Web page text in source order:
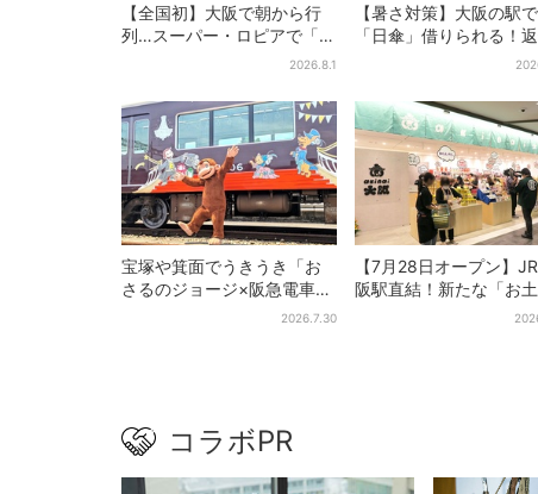
【全国初】大阪で朝から行
列…スーパー・ロピアで「ど
デカ抽選会」、開始30分2026.8.1
【暑さ対策】大阪の駅で
「日傘」借りられる！
どこでもOK、熱中症対
宝塚や箕面でうきうき「お
さるのジョージ×阪急電車」
お披露目！マルーンの制服
2026.7.30
【7月28日オープン】
阪駅直結！新たな「お
ショップ」、銘菓バラ
コラボPR